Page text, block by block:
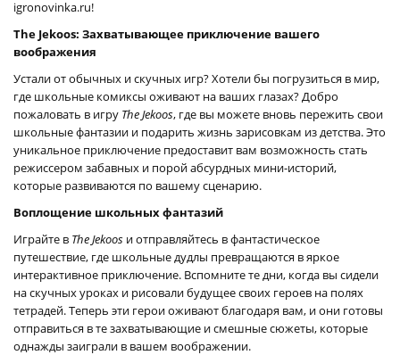
igronovinka.ru!
The Jekoos: Захватывающее приключение вашего
воображения
Устали от обычных и скучных игр? Хотели бы погрузиться в мир,
где школьные комиксы оживают на ваших глазах? Добро
пожаловать в игру The Jekoos, где вы можете вновь пережить свои
школьные фантазии и подарить жизнь зарисовкам из детства. Это
уникальное приключение предоставит вам возможность стать
режиссером забавных и порой абсурдных мини-историй,
которые развиваются по вашему сценарию.
Воплощение школьных фантазий
Играйте в The Jekoos и отправляйтесь в фантастическое
путешествие, где школьные дудлы превращаются в яркое
интерактивное приключение. Вспомните те дни, когда вы сидели
на скучных уроках и рисовали будущее своих героев на полях
тетрадей. Теперь эти герои оживают благодаря вам, и они готовы
отправиться в те захватывающие и смешные сюжеты, которые
однажды заиграли в вашем воображении.